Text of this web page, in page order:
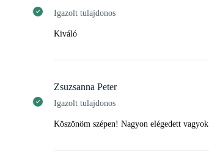
Igazolt tulajdonos
Kiváló
Zsuzsanna Peter
Igazolt tulajdonos
Köszönöm szépen! Nagyon elégedett vagyok.